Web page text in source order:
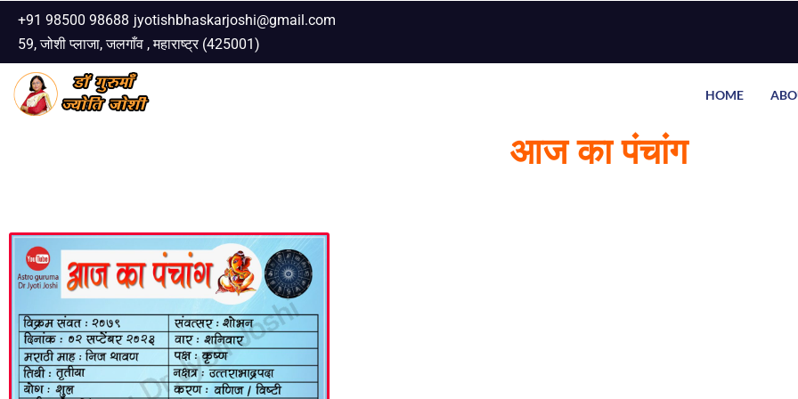
Skip
to
content
+91 98500 98688 jyotishbhaskarjoshi@gmail.com
59, जोशी प्लाजा, जलगाँव , महाराष्ट्र (425001)
HOME
आज का पंचांग